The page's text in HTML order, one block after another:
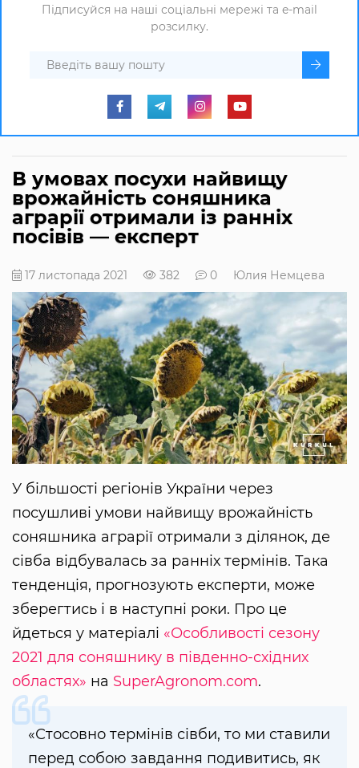
Підписуйся на наші соціальні мережі та e-mail
розсилку.
В умовах посухи найвищу
врожайність соняшника
аграрії отримали із ранніх
посівів — експерт
17 листопада 2021 382 0 Юлия Немцева
У більшості регіонів України через
посушливі умови найвищу врожайність
соняшника аграрії отримали з ділянок, де
сівба відбувалась за ранніх термінів. Така
тенденція, прогнозують експерти, може
зберегтись і в наступні роки. Про це
йдеться у матеріалі «Особливості сезону
2021 для соняшнику в південно-східних
областях» на SuperAgronom.com.
«Стосовно термінів сівби, то ми ставили
перед собою завдання подивитись, як